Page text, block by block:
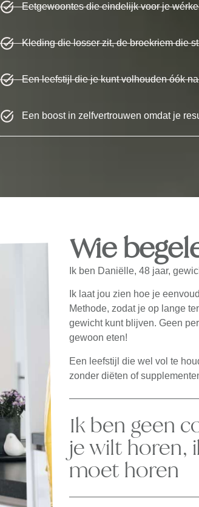
Eetgewoontes die eindelijk voor je
Kleding die losser zit, de broekriem die
Een leefstijl die je kunt volhouden óók
Een boost in zelfvertrouwen omdat je
Wie
Ik ben Daniëlle, 48 jaar,
Ik laat jou zien hoe je
Methode, zodat je op lange
gewicht kunt blijven. Geen
gewoon eten!
Een leefstijl die wel vol te
zonder diëten of
Ik ben geen
je wilt horen,
moet horen